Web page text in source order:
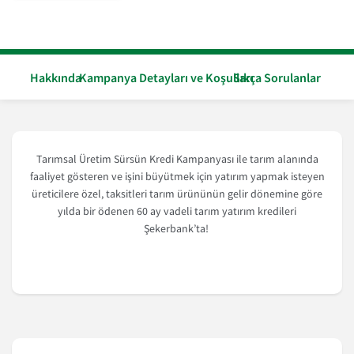
HakkındaKampanya Detayları ve KoşullarıSıkça Sorulanlar
Tarımsal Üretim Sürsün Kredi Kampanyası ile tarım alanında
faaliyet gösteren ve işini büyütmek için yatırım yapmak isteyen
üreticilere özel, taksitleri tarım ürününün gelir dönemine göre
yılda bir ödenen 60 ay vadeli tarım yatırım kredileri
Şekerbank’ta!